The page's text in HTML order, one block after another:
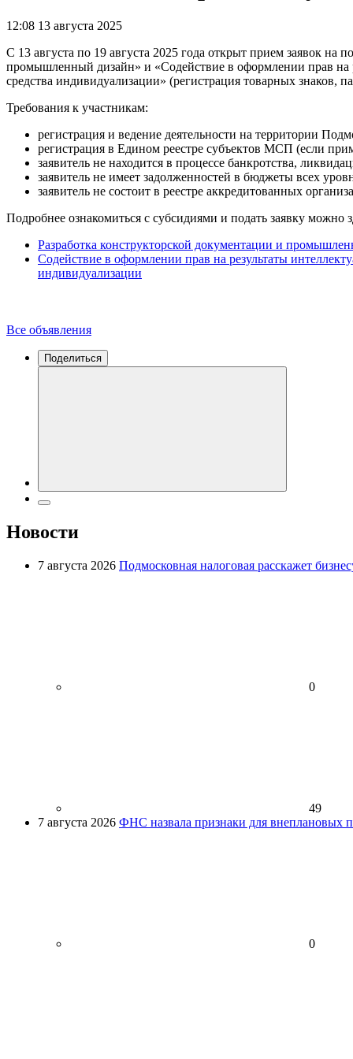
12:08 13 августа 2025
С 13 августа по 19 августа 2025 года открыт прием заявок на
промышленный дизайн» и «Содействие в оформлении прав на
средства индивидуализации» (регистрация товарных знаков,
Требования к участникам:
регистрация и ведение деятельности на территории
регистрация в Едином реестре субъектов МСП (если
заявитель не находится в процессе банкротства,
заявитель не имеет задолженностей в бюджеты всех
заявитель не состоит в реестре аккредитованных
Подробнее ознакомиться с субсидиями и подать заявку можно
Разработка конструкторской документации и
Содействие в оформлении прав на результаты
индивидуализации
Все объявления
Поделиться
Новости
7 августа 2026 Подмосковная налоговая расскажет
0
49
7 августа 2026 ФНС назвала признаки для внеплановых
0